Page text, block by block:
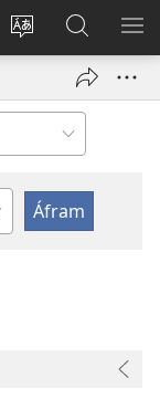
Tungumál
Innskrá
(opnast
Leit
á
JW.ORG